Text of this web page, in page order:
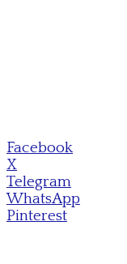
Facebook
X
Telegram
WhatsApp
Pinterest